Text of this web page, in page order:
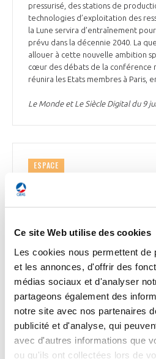
Ce site Web utilise des cookies
Les cookies nous permettent de
et les annonces, d'offrir des
médias sociaux et d'analyser
partageons également des
notre site avec nos partenaires
publicité et d'analyse, qui
avec d'autres informations que
ou qu'ils ont collectées lors de
pressurisé, des stations de
technologies d’exploitation des
la Lune servira d’entraînement
prévu dans la décennie 2040. La
allouer à cette nouvelle ambition
cœur des débats de la conférence
réunira les Etats membres à Paris,
Le Monde et Le Siècle Digital du 9
ESPACE
premières Assises du NewSpace.
années, il y a eu en moyenne la
sociétés par an », recense Murielle
l'observatoire du spatial au CNES,
des domaines variés : les systèmes
opérations orbitales et extra-
services associés, la logistique en
de bord, etc. Les startups ont
sein d'un collectif baptisé Alliance